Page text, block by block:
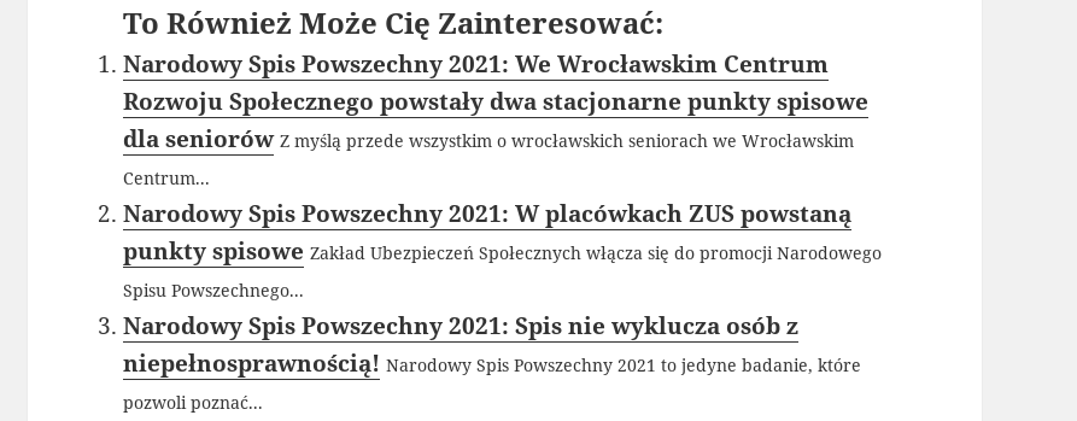
To Również Może Cię Zainteresować:
Narodowy Spis Powszechny 2021: We Wrocławskim Centrum
Rozwoju Społecznego powstały dwa stacjonarne punkty spisowe
dla seniorów Z myślą przede wszystkim o wrocławskich seniorach we Wrocławskim
Centrum...
Narodowy Spis Powszechny 2021: W placówkach ZUS powstaną
punkty spisowe Zakład Ubezpieczeń Społecznych włącza się do promocji Narodowego
Spisu Powszechnego...
Narodowy Spis Powszechny 2021: Spis nie wyklucza osób z
niepełnosprawnością! Narodowy Spis Powszechny 2021 to jedyne badanie, które
pozwoli poznać...